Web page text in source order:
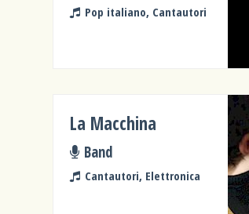
Pop italiano, Cantautori
La Macchina
Band
Cantautori, Elettronica